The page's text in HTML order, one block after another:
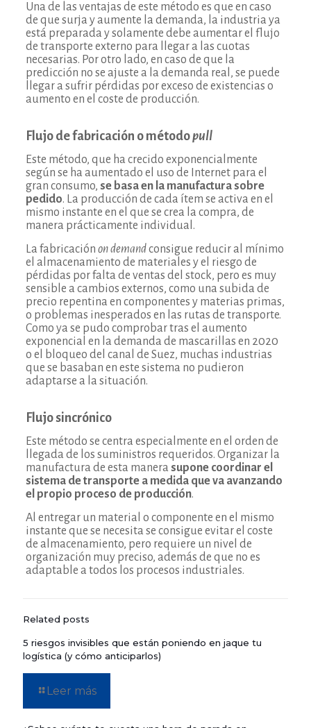
Una de las ventajas de este método es que en caso
de que surja y aumente la demanda, la industria ya
está preparada y solamente debe aumentar el flujo
de transporte externo para llegar a las cuotas
necesarias. Por otro lado, en caso de que la
predicción no se ajuste a la demanda real, se puede
llegar a sufrir pérdidas por exceso de existencias o
aumento en el coste de producción.
Flujo de fabricación o métodopull
Este método, que ha crecido exponencialmente
según se ha aumentado el uso de Internet para el
gran consumo, se basa en la manufactura sobre
pedido. La producción de cada ítem se activa en el
mismo instante en el que se crea la compra, de
manera prácticamente individual.
La fabricación on demandconsigue reducir al mínimo
el almacenamiento de materiales y el riesgo de
pérdidas por falta de ventas del stock, pero es muy
sensible a cambios externos, como una subida de
precio repentina en componentes y materias primas,
o problemas inesperados en las rutas de transporte.
Como ya se pudo comprobar tras el aumento
exponencial en la demanda de mascarillas en 2020
o el bloqueo del canal de Suez, muchas industrias
que se basaban en este sistema no pudieron
adaptarse a la situación.
Flujo sincrónico
Este método se centra especialmente en el orden de
llegada de los suministros requeridos. Organizar la
manufactura de esta manera supone coordinar el
sistema de transporte a medida que va avanzando
el propio proceso de producción.
Al entregar un material o componente en el mismo
instante que se necesita se consigue evitar el coste
de almacenamiento, pero requiere un nivel de
organización muy preciso, además de que no es
adaptable a todos los procesos industriales.
Related posts
5 riesgos invisibles que están poniendo en jaque tu
logística (y cómo anticiparlos)
Leer más